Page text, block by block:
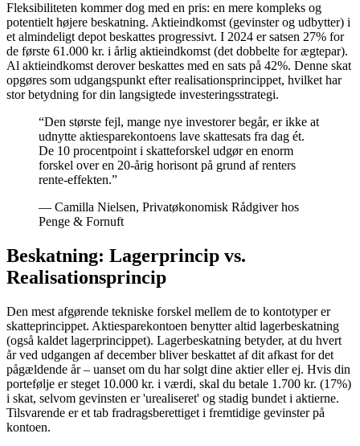
Fleksibiliteten kommer dog med en pris: en mere kompleks og
potentielt højere beskatning. Aktieindkomst (gevinster og udbytter) i
et almindeligt depot beskattes progressivt. I 2024 er satsen 27% for
de første 61.000 kr. i årlig aktieindkomst (det dobbelte for ægtepar).
Al aktieindkomst derover beskattes med en sats på 42%. Denne skat
opgøres som udgangspunkt efter realisationsprincippet, hvilket har
stor betydning for din langsigtede investeringsstrategi.
“Den største fejl, mange nye investorer begår, er ikke at
udnytte aktiesparekontoens lave skattesats fra dag ét.
De 10 procentpoint i skatteforskel udgør en enorm
forskel over en 20-årig horisont på grund af renters
rente-effekten.”
— Camilla Nielsen, Privatøkonomisk Rådgiver hos
Penge & Fornuft
Beskatning: Lagerprincip vs.
Realisationsprincip
Den mest afgørende tekniske forskel mellem de to kontotyper er
skatteprincippet. Aktiesparekontoen benytter altid lagerbeskatning
(også kaldet lagerprincippet). Lagerbeskatning betyder, at du hvert
år ved udgangen af december bliver beskattet af dit afkast for det
pågældende år – uanset om du har solgt dine aktier eller ej. Hvis din
portefølje er steget 10.000 kr. i værdi, skal du betale 1.700 kr. (17%)
i skat, selvom gevinsten er 'urealiseret' og stadig bundet i aktierne.
Tilsvarende er et tab fradragsberettiget i fremtidige gevinster på
kontoen.